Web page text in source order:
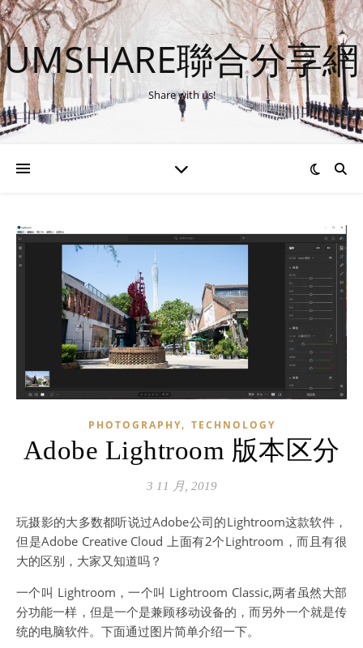
UMSHARE聯合分享網
Share with us!
PHOTOGRAPHY, TECHNOLOGY
Adobe Lightroom 版本区分
3 11 月, 2019
玩摄影的大多数都听说过Adobe公司的Lightroom这款软件，
但是Adobe Creative Cloud 上面有2个Lightroom，而且有很
大的区别，大家又知道吗？
一个叫 Lightroom，一个叫 Lightroom Classic,两者虽然大部
分功能一样，但是一个是兼顾移动设备的，而另外一个就是传
统的电脑软件。下面通过图片简单介绍一下。